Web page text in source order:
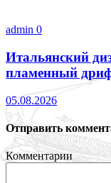
admin 0
Итальянский
пламенный
05.08.2026
Отправить
Комментарии